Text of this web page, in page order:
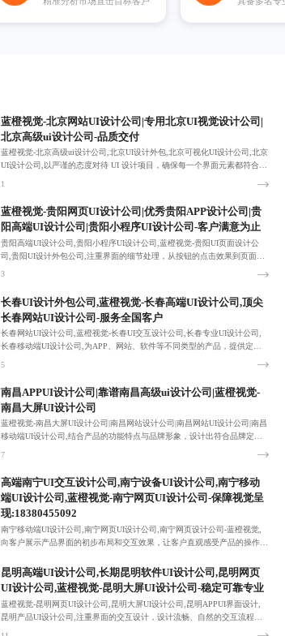
蓝橙视觉-北京网站UI设计公司|专用北京UI视觉设计公司|
北京高级ui设计公司-品质交付
蓝橙视觉-北京高级ui设计公司,北京UI设计外包,北京可视化UI设计公司,北京
UI设计公司,以严谨的态度对待 UI 设计项目，确保每一个界面元素都符合设
1
蓝橙视觉-贵阳网页UI设计公司|优秀贵阳APP设计公司|贵
阳高端UI设计公司|贵阳小程序UI设计公司-客户满意为止
贵阳高端UI设计公司,贵阳小程序UI设计公司,蓝橙视觉-贵阳UI页面设计公
司,贵阳UI设计外包公司,注重界面的细节处理，从按钮的点击效果到页面的
3
长春UI设计外包公司,蓝橙视觉-长春高端UI设计公司,顶尖
长春网站UI设计公司-服务全国客户
长春网站UI设计公司,蓝橙视觉-长春UI交互设计公司,长春专业UI设计公司,
长春移动端UI设计公司,为APP、网站、软件等不同类型的产品，提供定制
5
南昌APPUI设计公司|靠谱南昌高级ui设计公司|蓝橙视觉-
南昌大屏UI设计公司
蓝橙视觉-南昌大屏UI设计公司|南昌网站设计公司|南昌网站UI设计公司|南昌
移动端UI设计公司,结合产品的功能特点与品牌形象，设计出符合品牌定位
7
高端南宁UI交互设计公司,南宁设备UI设计公司,南宁移动
端UI设计公司,蓝橙视觉-南宁网页UI设计公司-保障视觉呈
现:18380455092
南宁移动端UI设计公司,南宁网页UI设计公司,南宁网页设计公司-蓝橙视觉,
向客户展示产品界面的初步布局和交互效果，让客户直观感受产品的操作流
昆明高端UI设计公司,长期昆明软件UI设计公司,昆明网页
UI设计公司,蓝橙视觉-昆明大屏UI设计公司-稳定可靠专业
蓝橙视觉-昆明网页UI设计公司,昆明大屏UI设计公司,昆明APPUI界面设计,
昆明产品UI设计公司,注重界面的交互设计，设计流畅、自然的交互流程和